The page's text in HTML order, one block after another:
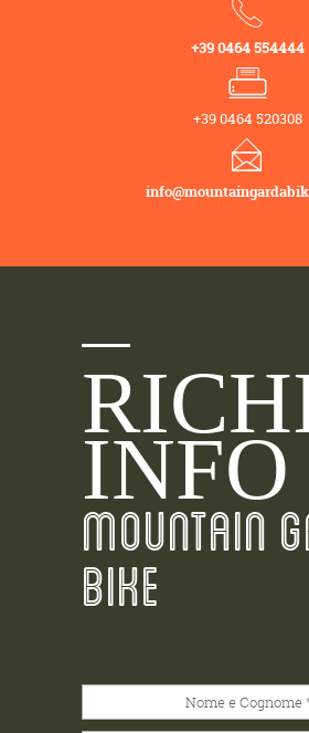
+39 0464 554444
+39 0464 520308
INFO
MOUNTAIN
BIKE